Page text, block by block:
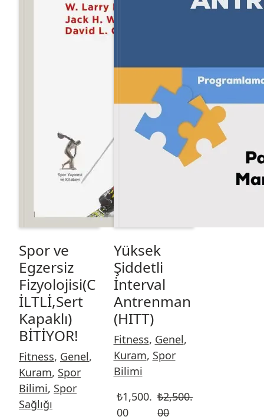
Spor ve
Egzersiz
Fizyolojisi(C
İLTLİ,Sert
Kapaklı)
BİTİYOR!
Fitness, Genel,
Kuram, Spor
Bilimi, Spor
Sağlığı
Yüksek
Şiddetli
İnterval
Antrenman
(HITT)
Fitness, Genel,
Kuram, Spor
Bilimi
₺2,500.
00
₺1,500.
00